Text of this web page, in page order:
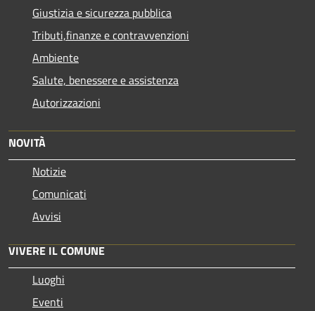
Giustizia e sicurezza pubblica
Tributi,finanze e contravvenzioni
Ambiente
Salute, benessere e assistenza
Autorizzazioni
NOVITÀ
Notizie
Comunicati
Avvisi
VIVERE IL COMUNE
Luoghi
Eventi